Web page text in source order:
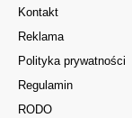
Kontakt
Reklama
Polityka prywatności
Regulamin
RODO